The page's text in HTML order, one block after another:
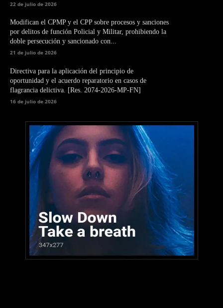
22 de julio de 2026
Modifican el CPMP y el CPP sobre procesos y sanciones
por delitos de función Policial y Militar, prohibiendo la
doble persecución y sancionado con...
21 de julio de 2026
Directiva para la aplicación del principio de
oportunidad y el acuerdo reparatorio en casos de
flagrancia delictiva. [Res. 2074-2026-MP-FN]
16 de julio de 2026